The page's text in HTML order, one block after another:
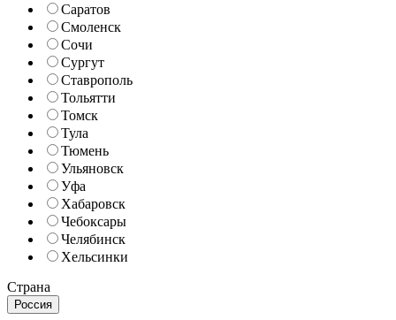
Саратов
Смоленск
Сочи
Сургут
Ставрополь
Тольятти
Томск
Тула
Тюмень
Ульяновск
Уфа
Хабаровск
Чебоксары
Челябинск
Хельсинки
Страна
Россия